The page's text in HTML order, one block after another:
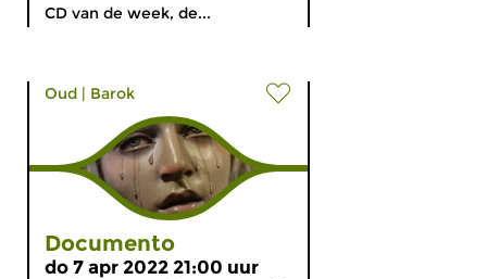
CD van de week, de...
Oud | Barok
Documento
do 7 apr 2022 21:00 uur